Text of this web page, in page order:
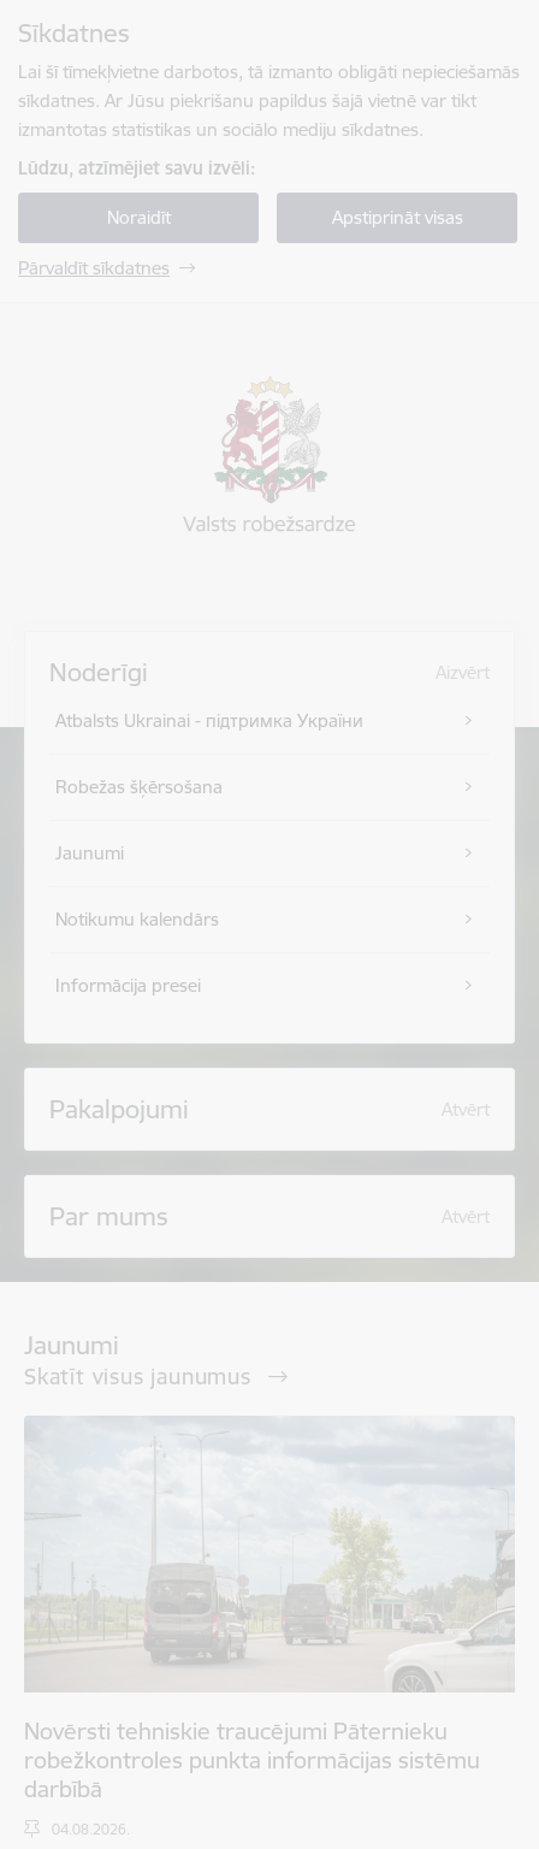
Sīkdatnes
Lai šī tīmekļvietne darbotos, tā izmanto obligāti nepieciešamās
sīkdatnes. Ar Jūsu piekrišanu papildus šajā vietnē var tikt
izmantotas statistikas un sociālo mediju sīkdatnes.
Lūdzu, atzīmējiet savu izvēli:
Noraidīt Apstiprināt visas
Pārvaldīt sīkdatnes
Noderīgi Aizvērt
Atbalsts Ukrainai - підтримка України
Robežas šķērsošana
Jaunumi
Notikumu kalendārs
Informācija presei
Pakalpojumi Atvērt
Par mums Atvērt
Jaunumi
Skatīt visus jaunumus
Novērsti tehniskie traucējumi Pāternieku
robežkontroles punkta informācijas sistēmu
darbībā
04.08.2026.